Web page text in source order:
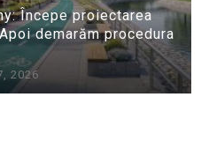
Începe proiectarea
demarăm procedura
2026